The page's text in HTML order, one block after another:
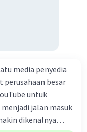
perusahaan besar
untuk